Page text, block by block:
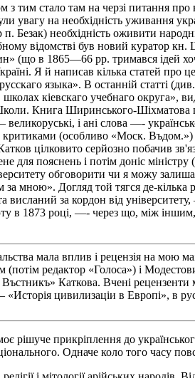
з тим стало там на черзі питання
увагу на необхідність уживання
п. Безак) необхідність оживити
відомстві був новий
(що в 1865—66 рр. тримався ідей
Я й написав кілька статей
языка». В останній статті
кіевскаго учебнаго округа»,
Книга Ширинського-Шіхматова
і ані слова —-
критиками (особливо «Моск.
цілковито серйозно побачив
для пояснень і потім доніс
обговорити чи я можу
мною». Догляд той тягся де-
за кордон від
в 1873 році, —- через що, між
мала вплив і рецензія на мою
редактор «Голоса») і
Каткова. Вчені
цивилизаціи в Европі», в
прикріплення до
Одначе коло того часу